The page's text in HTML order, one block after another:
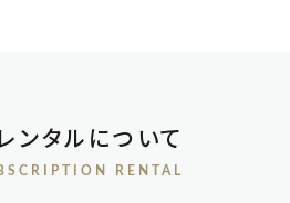
ンタルについて
RENTAL